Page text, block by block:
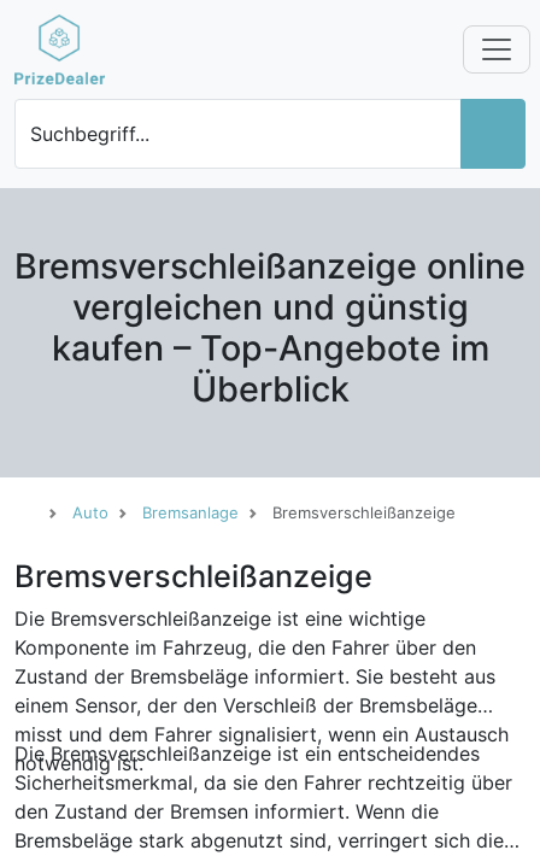
Suchbegriff...
Bremsverschleißanzeige online
vergleichen und günstig
kaufen – Top-Angebote im
Überblick
Auto Bremsanlage Bremsverschleißanzeige
Bremsverschleißanzeige
Die Bremsverschleißanzeige ist eine wichtige
Komponente im Fahrzeug, die den Fahrer über den
Zustand der Bremsbeläge informiert. Sie besteht aus
einem Sensor, der den Verschleiß der Bremsbeläge
misst und dem Fahrer signalisiert, wenn ein Austausch
notwendig ist.
Die Bremsverschleißanzeige ist ein entscheidendes
Sicherheitsmerkmal, da sie den Fahrer rechtzeitig über
den Zustand der Bremsen informiert. Wenn die
Bremsbeläge stark abgenutzt sind, verringert sich die